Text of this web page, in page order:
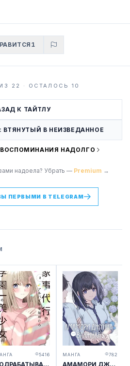
1
22 · ОСТАЛОСЬ 10
К ТАЙТЛУ
ВТЯНУТЫЙ В НЕИЗВЕДАННОЕ
ВОСПОМИНАНИЯ НАДОЛГО
надоела? Убрать — Premium →
ПЕРВЫМИ В TELEGRAM
5416
ПОДРАБАТЫВАЯ ДОМРАБОТНИКОМ, Я ПОНРАВИЛСЯ СЕМЬЕ ГЛАВНОЙ ШКОЛЬНОЙ КРАСАВИЦЫ
МАНГА 782
АМАМОРИ ДЖУННА — ВЛАЖНАЯ